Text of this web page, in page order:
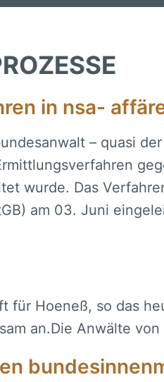
in nsa-
– quasi
wurde. Das
am 03. Juni
für Hoeneß, so das
an.Die Anwälte